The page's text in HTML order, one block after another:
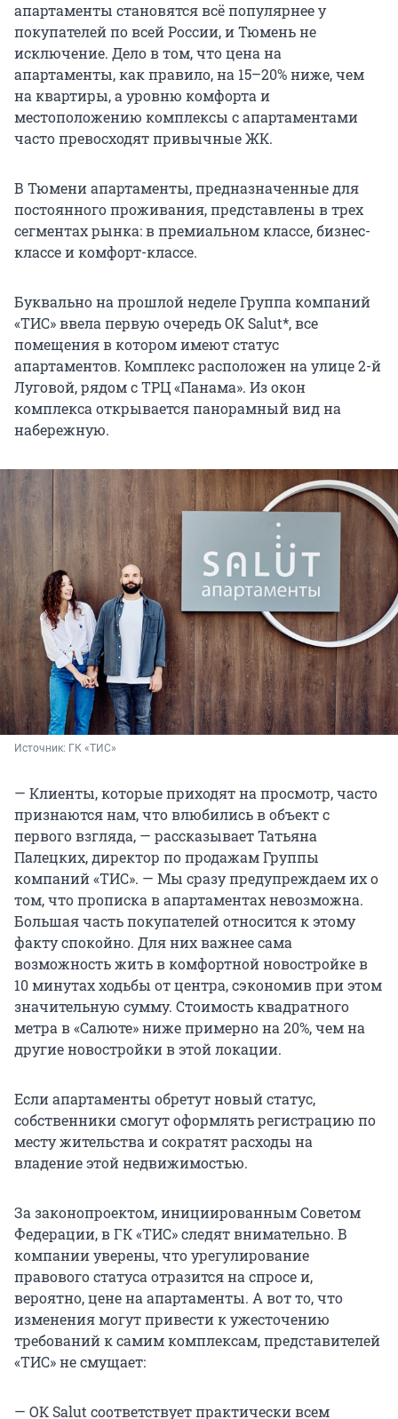
апартаменты становятся всё популярнее у
покупателей по всей России, и Тюмень не
исключение. Дело в том, что цена на
апартаменты, как правило, на 15–20% ниже, чем
на квартиры, а уровню комфорта и
местоположению комплексы с апартаментами
часто превосходят привычные ЖК.
В Тюмени апартаменты, предназначенные для
постоянного проживания, представлены в трех
сегментах рынка: в премиальном классе, бизнес-
классе и комфорт-классе.
Буквально на прошлой неделе Группа компаний
«ТИС» ввела первую очередь ОК Salut*, все
помещения в котором имеют статус
апартаментов. Комплекс расположен на улице 2-й
Луговой, рядом с ТРЦ «Панама». Из окон
комплекса открывается панорамный вид на
набережную.
Источник: ГК «ТИС»
— Клиенты, которые приходят на просмотр, часто
признаются нам, что влюбились в объект с
первого взгляда, — рассказывает Татьяна
Палецких, директор по продажам Группы
компаний «ТИС». — Мы сразу предупреждаем их о
том, что прописка в апартаментах невозможна.
Большая часть покупателей относится к этому
факту спокойно. Для них важнее сама
возможность жить в комфортной новостройке в
10 минутах ходьбы от центра, сэкономив при этом
значительную сумму. Стоимость квадратного
метра в «Салюте» ниже примерно на 20%, чем на
другие новостройки в этой локации.
Если апартаменты обретут новый статус,
собственники смогут оформлять регистрацию по
месту жительства и сократят расходы на
владение этой недвижимостью.
За законопроектом, инициированным Советом
Федерации, в ГК «ТИС» следят внимательно. В
компании уверены, что урегулирование
правового статуса отразится на спросе и,
вероятно, цене на апартаменты. А вот то, что
изменения могут привести к ужесточению
требований к самим комплексам, представителей
«ТИС» не смущает:
— ОК Salut соответствует практически всем